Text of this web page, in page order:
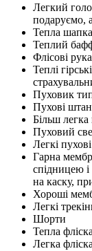
Легкий
подаруємо,
Тепла шапка
Теплий
Флісові
Теплі
Пуховик
Пухові
Більш легка
Пуховий
Легкі
Гарна
спідницею
на каску,
Хороші
Легкі
Шорти
Тепла
Легка фліска